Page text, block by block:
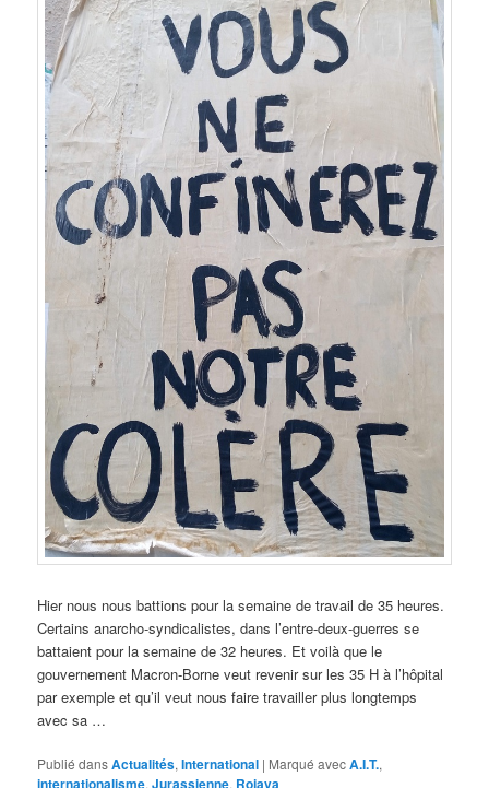
Hier nous nous battions pour la semaine de travail de 35 heures.
Certains anarcho-syndicalistes, dans l’entre-deux-guerres se
battaient pour la semaine de 32 heures. Et voilà que le
gouvernement Macron-Borne veut revenir sur les 35 H à l’hôpital
par exemple et qu’il veut nous faire travailler plus longtemps
avec sa …
Publié dansActualités,International | Marqué avecA.I.T.,
internationalisme,Jurassienne, Rojava